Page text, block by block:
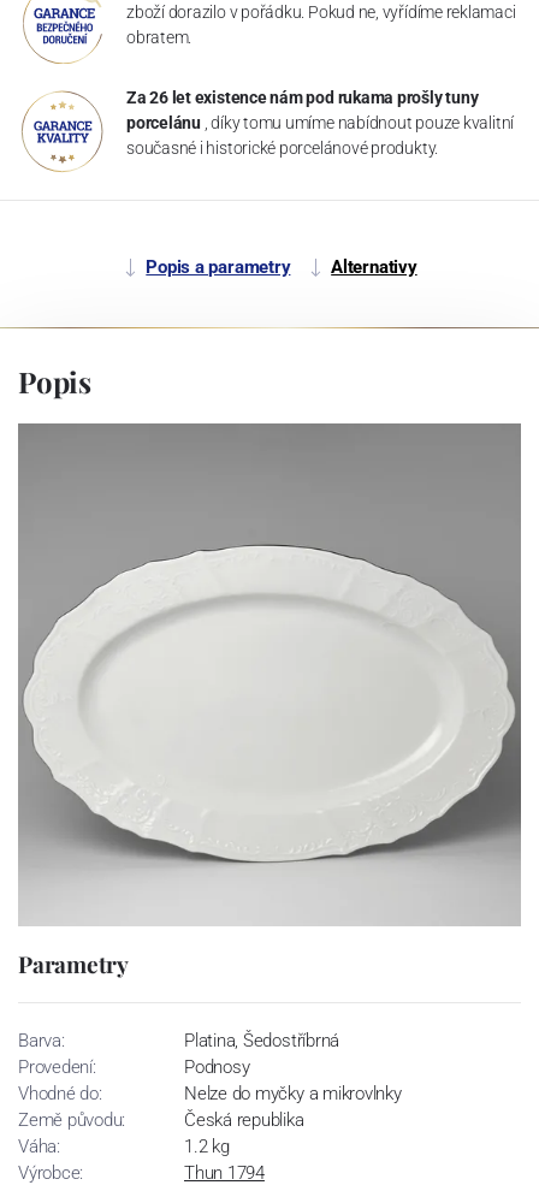
zboží dorazilo v pořádku. Pokud ne, vyřídíme reklamaci
obratem.
Za 26 let existence nám pod rukama prošly tuny
porcelánu , díky tomu umíme nabídnout pouze kvalitní
současné i historické porcelánové produkty.
Popis a parametry Alternativy
Popis
Parametry
Barva:
Platina, Šedostříbrná
Provedení:
Podnosy
Vhodné do:
Nelze do myčky a mikrovlnky
Země původu:
Česká republika
Váha:
1.2 kg
Výrobce:
Thun 1794